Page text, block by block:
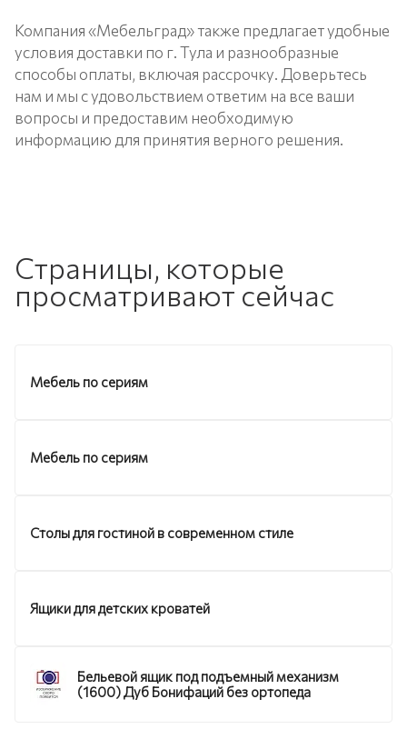
Компания «Мебельград» также предлагает удобные
условия доставки по г. Тула и разнообразные
способы оплаты, включая рассрочку. Доверьтесь
нам и мы с удовольствием ответим на все ваши
вопросы и предоставим необходимую
информацию для принятия верного решения.
Страницы, которые
просматривают сейчас
Мебель по сериям
Мебель по сериям
Столы для гостиной в современном стиле
Ящики для детских кроватей
Бельевой ящик под подъемный механизм
(1600) Дуб Бонифаций без ортопеда